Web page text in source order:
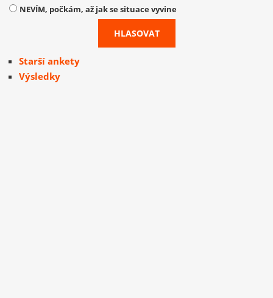
NEVÍM, počkám, až jak se situace vyvine
Starší ankety
Výsledky